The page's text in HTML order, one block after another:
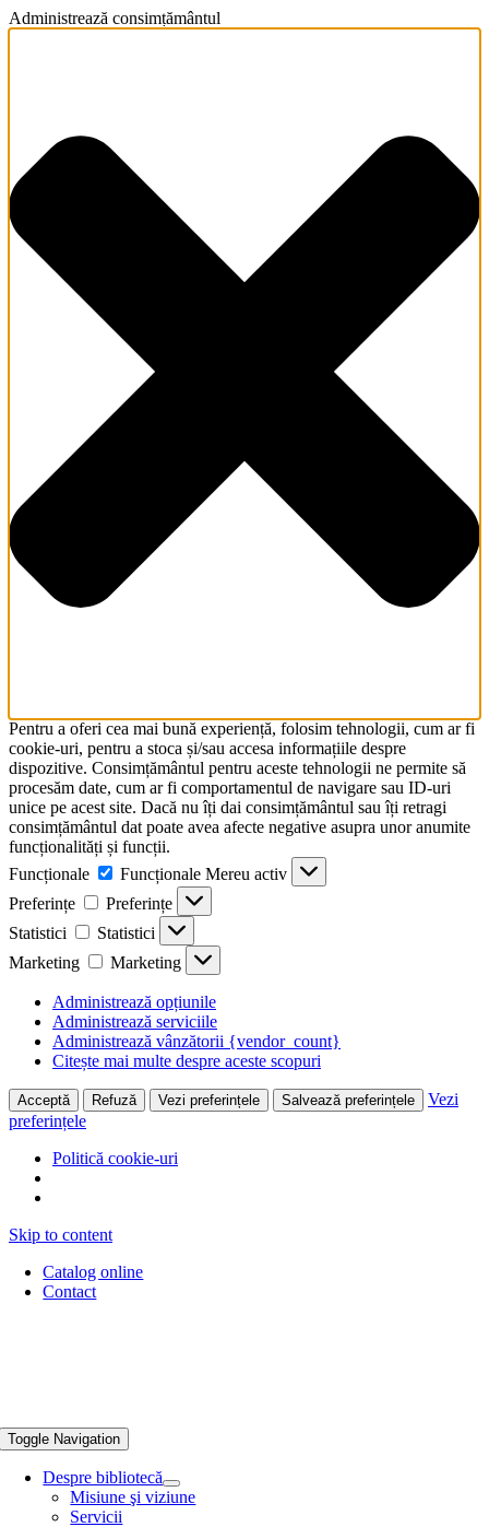
Administrează consimțământul
Pentru a oferi cea mai bună experiență, folosim tehnologii, cum ar fi
cookie-uri, pentru a stoca și/sau accesa informațiile despre
dispozitive. Consimțământul pentru aceste tehnologii ne permite să
procesăm date, cum ar fi comportamentul de navigare sau ID-uri
unice pe acest site. Dacă nu îți dai consimțământul sau îți retragi
consimțământul dat poate avea afecte negative asupra unor anumite
funcționalități și funcții.
Funcționale
Funcționale Mereu activ
Preferințe
Preferințe
Statistici
Statistici
Marketing
Marketing
Administrează opțiunile
Administrează serviciile
Administrează vânzătorii {vendor_count}
Citește mai multe despre aceste scopuri
Acceptă Refuză Vezi preferințele Salvează preferințele
Vezi
preferințele
Politică cookie-uri
Skip to content
Catalog online
Contact
Toggle Navigation
Despre bibliotecă
Misiune şi viziune
Servicii